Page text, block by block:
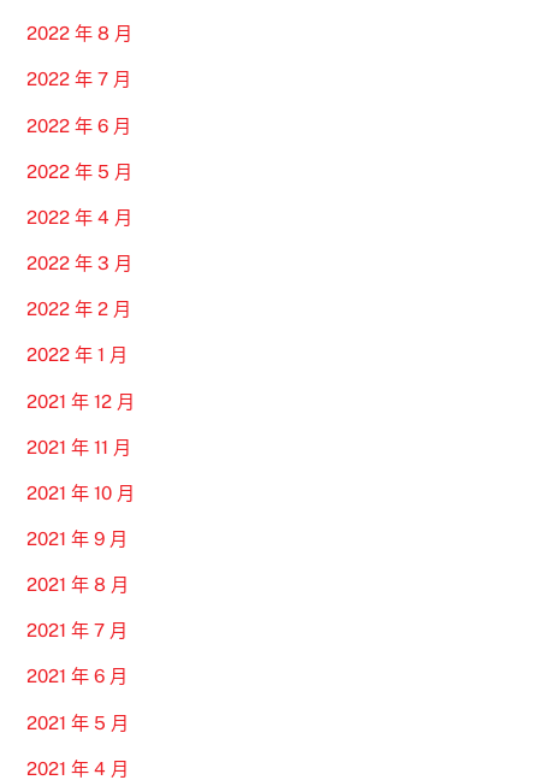
2022 年 8 月
2022 年 7 月
2022 年 6 月
2022 年 5 月
2022 年 4 月
2022 年 3 月
2022 年 2 月
2022 年 1 月
2021 年 12 月
2021 年 11 月
2021 年 10 月
2021 年 9 月
2021 年 8 月
2021 年 7 月
2021 年 6 月
2021 年 5 月
2021 年 4 月